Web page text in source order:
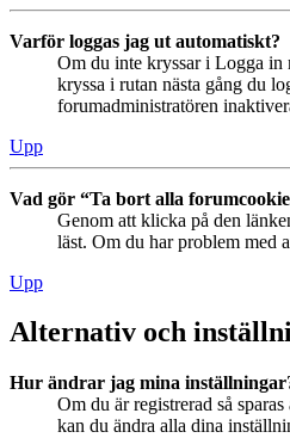
Varför loggas jag ut automatiskt?
Om du inte kryssar i Logga in
kryssa i rutan nästa gång du
forumadministratören
Upp
Vad gör “Ta bort alla
Genom att klicka på den
läst. Om du har problem med
Upp
Alternativ och
Hur ändrar jag mina
Om du är registrerad så
kan du ändra alla dina